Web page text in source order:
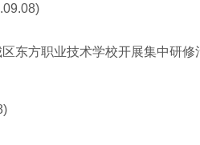
东方职业技术学校开展集中研修